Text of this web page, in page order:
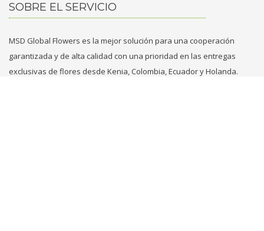
SOBRE EL SERVICIO
MSD Global Flowers es la mejor solución para una cooperación
garantizada y de alta calidad con una prioridad en las entregas
exclusivas de flores desde Kenia, Colombia, Ecuador y Holanda.